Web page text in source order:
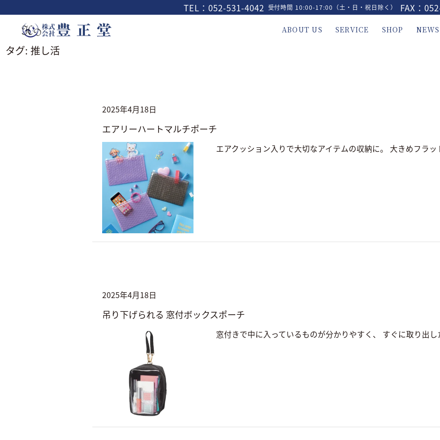
TEL：052-531-4042 受付時間 10:00-17:00（土・日・祝日除く） FAX：
ABOUT US SERVICE SHOP
タグ:推し活
2025年4月18日
エアリーハートマルチポーチ
エアクッション入りで大切なアイテムの収納に。 大きめフラ
2025年4月18日
吊り下げられる 窓付ボックスポーチ
窓付きで中に入っているものが分かりやすく、 すぐに取り出